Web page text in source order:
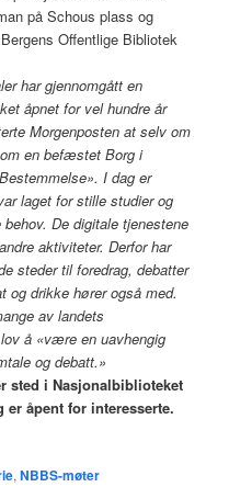
på Schous plass og
Offentlige Bibliotek
har gjennomgått en
åpnet for vel hundre år
Morgenposten at selv om
en befæstet Borg i
I dag er
laget for stille studier og
De digitale tjenestene
aktiviteter. Derfor har
steder til foredrag, debatter
og drikke hører også med.
av landets
å «være en uavhengig
og debatt.»
sted i Nasjonalbiblioteket
er åpent for interesserte.
,NBBS-møter